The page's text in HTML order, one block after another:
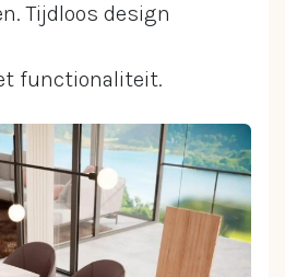
Tijdloos design
functionaliteit.